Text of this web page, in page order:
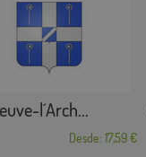
l´Arch...
Desde: 17,59 €